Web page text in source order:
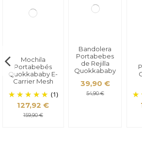
Mochila
Portabebés
Quokkababy E-
Carrier Mesh
(1)
127,92 €
159,90 €
Bandolera
Portabebes
de Rejilla
Quokkababy
39,90 €
54,90 €